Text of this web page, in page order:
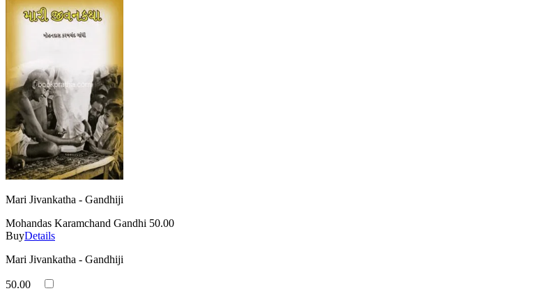
Mari Jivankatha - Gandhiji
Mohandas Karamchand Gandhi 50.00
BuyDetails
Mari Jivankatha - Gandhiji
50.00